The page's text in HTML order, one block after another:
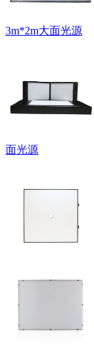
3m*2m大面光源
面光源